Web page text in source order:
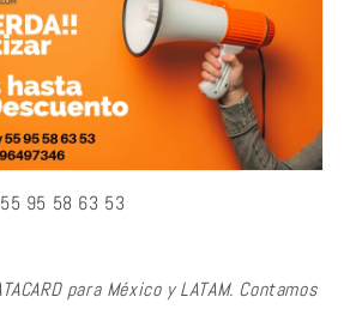
95 58 63 53
para México y LATAM. Contamos